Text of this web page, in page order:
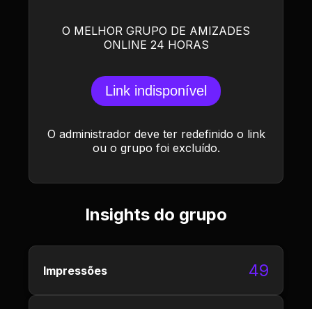
O MELHOR GRUPO DE AMIZADES
ONLINE 24 HORAS
Link indisponível
O administrador deve ter redefinido o link
ou o grupo foi excluído.
Insights do grupo
Impressões 49